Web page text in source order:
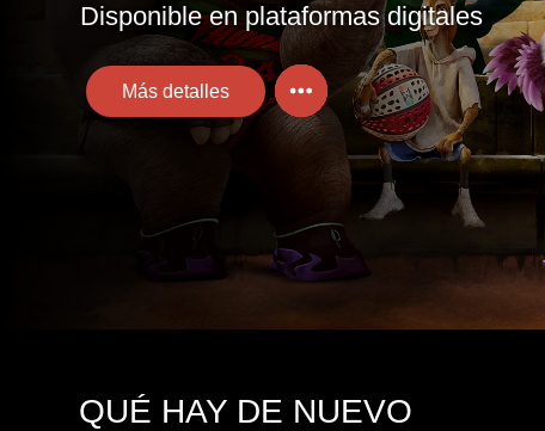
Disponible en plataformas digitales
Más detalles
QUÉ HAY DE NUEVO